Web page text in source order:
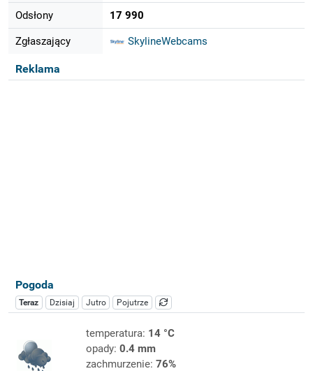
Odsłony 17 990
Zgłaszający SkylineWebcams
Reklama
Pogoda
Teraz Dzisiaj Jutro Pojutrze
temperatura: 14 °C
opady: 0.4 mm
zachmurzenie: 76%